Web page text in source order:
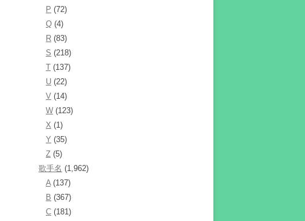
P (72)
Q (4)
R (83)
S (218)
T (137)
U (22)
V (14)
W (123)
X (1)
Y (35)
Z (5)
歌手名 (1,962)
A(137)
B (367)
C (181)